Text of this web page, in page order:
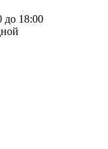
18:00